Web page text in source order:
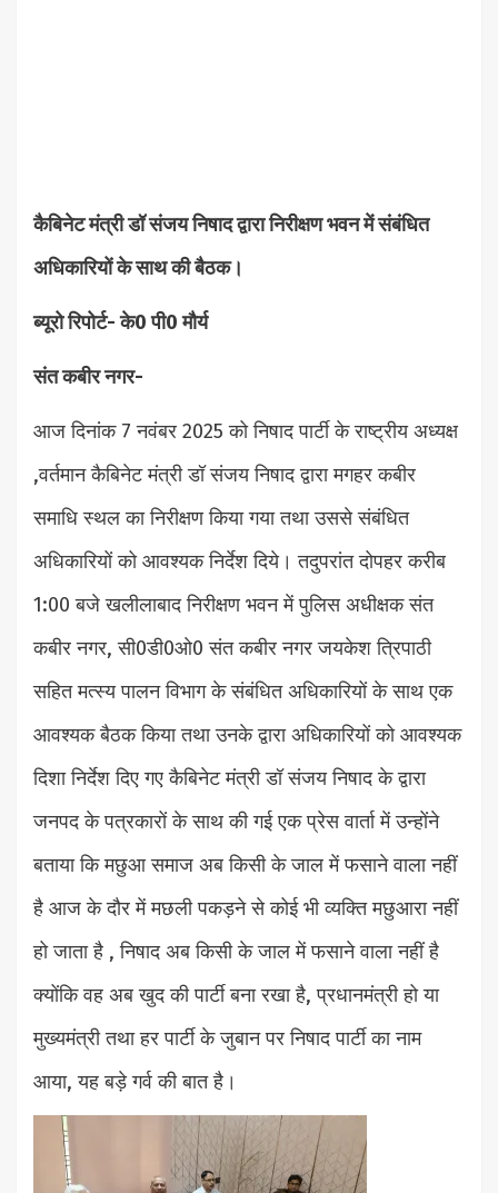
कैबिनेट मंत्री डॉ संजय निषाद द्वारा निरीक्षण भवन में संबंधित
अधिकारियों के साथ की बैठक।
ब्यूरो रिपोर्ट- के0 पी0 मौर्य
संत कबीर नगर-
आज दिनांक 7 नवंबर 2025 को निषाद पार्टी के राष्ट्रीय अध्यक्ष
,वर्तमान कैबिनेट मंत्री डॉ संजय निषाद द्वारा मगहर कबीर
समाधि स्थल का निरीक्षण किया गया तथा उससे संबंधित
अधिकारियों को आवश्यक निर्देश दिये। तदुपरांत दोपहर करीब
1:00 बजे खलीलाबाद निरीक्षण भवन में पुलिस अधीक्षक संत
कबीर नगर, सी0डी0ओ0 संत कबीर नगर जयकेश त्रिपाठी
सहित मत्स्य पालन विभाग के संबंधित अधिकारियों के साथ एक
आवश्यक बैठक किया तथा उनके द्वारा अधिकारियों को आवश्यक
दिशा निर्देश दिए गए कैबिनेट मंत्री डॉ संजय निषाद के द्वारा
जनपद के पत्रकारों के साथ की गई एक प्रेस वार्ता में उन्होंने
बताया कि मछुआ समाज अब किसी के जाल में फसाने वाला नहीं
है आज के दौर में मछली पकड़ने से कोई भी व्यक्ति मछुआरा नहीं
हो जाता है , निषाद अब किसी के जाल में फसाने वाला नहीं है
क्योंकि वह अब खुद की पार्टी बना रखा है, प्रधानमंत्री हो या
मुख्यमंत्री तथा हर पार्टी के जुबान पर निषाद पार्टी का नाम
आया, यह बड़े गर्व की बात है।